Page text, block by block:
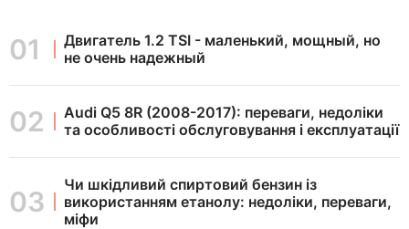
Двигатель 1.2 TSI - маленький, мощный, но
не очень надежный
Audi Q5 8R (2008-2017): переваги, недоліки
та особливості обслуговування і експлуатації
Чи шкідливий спиртовий бензин із
використанням етанолу: недоліки, переваги,
міфи